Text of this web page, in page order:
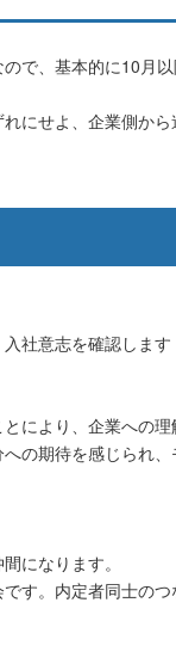
で、基本的に10月
にせよ、企業側か
社意志を確認します
により、企業への
の期待を感じられ
になります。
す。内定者同士の